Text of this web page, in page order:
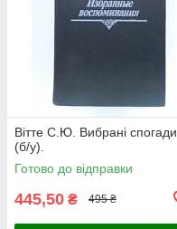
Вітте С.Ю. Вибрані спогади
(б/у).
Готово до відправки
445,50 ₴ 495 ₴